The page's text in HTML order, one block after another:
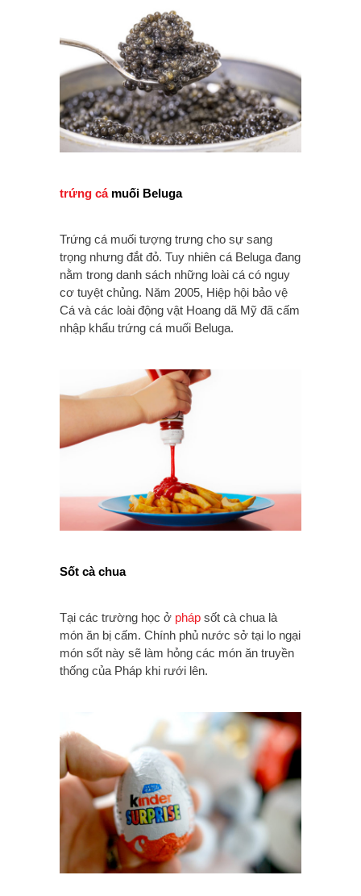
trứng cámuối Beluga
Trứng cá muối tượng trưng cho sự sang
trọng nhưng đắt đỏ. Tuy nhiên cá Beluga đang
nằm trong danh sách những loài cá có nguy
cơ tuyệt chủng. Năm 2005, Hiệp hội bảo vệ
Cá và các loài động vật Hoang dã Mỹ đã cấm
nhập khẩu trứng cá muối Beluga.
Sốt cà chua
Tại các trường học ở pháp sốt cà chua là
món ăn bị cấm. Chính phủ nước sở tại lo ngại
món sốt này sẽ làm hỏng các món ăn truyền
thống của Pháp khi rưới lên.